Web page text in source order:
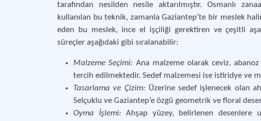
tarafından nesilden nesile aktarılmıştır. Osmanlı
kullanılan bu teknik, zamanla Gaziantep’te bir meslek
eden bu meslek, ince el işçiliği gerektiren ve çeşitli
süreçler aşağıdaki gibi sıralanabilir:
Malzeme Seçimi:Ana malzeme olarak ceviz,
tercih edilmektedir. Sedef malzemesi ise istiridye ve
Tasarlama ve Çizim: Üzerine sedef işlenecek olan
Selçuklu ve Gaziantep’e özgü geometrik ve floral
Oyma İşlemi: Ahşap yüzey, belirlenen desenlere